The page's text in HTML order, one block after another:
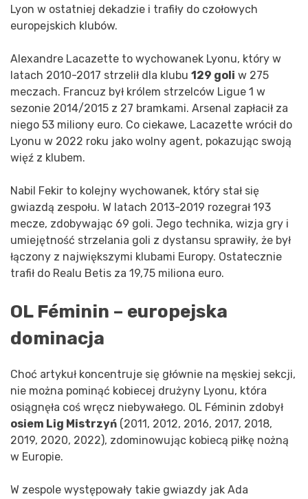
Lyon w ostatniej dekadzie i trafiły do czołowych
europejskich klubów.
Alexandre Lacazette to wychowanek Lyonu, który w
latach 2010-2017 strzelił dla klubu 129 goli w 275
meczach. Francuz był królem strzelców Ligue 1 w
sezonie 2014/2015 z 27 bramkami. Arsenal zapłacił za
niego 53 miliony euro. Co ciekawe, Lacazette wrócił do
Lyonu w 2022 roku jako wolny agent, pokazując swoją
więź z klubem.
Nabil Fekir to kolejny wychowanek, który stał się
gwiazdą zespołu. W latach 2013-2019 rozegrał 193
mecze, zdobywając 69 goli. Jego technika, wizja gry i
umiejętność strzelania goli z dystansu sprawiły, że był
łączony z największymi klubami Europy. Ostatecznie
trafił do Realu Betis za 19,75 miliona euro.
OL Féminin – europejska
dominacja
Choć artykuł koncentruje się głównie na męskiej sekcji,
nie można pominąć kobiecej drużyny Lyonu, która
osiągnęła coś wręcz niebywałego. OL Féminin zdobył
osiem Lig Mistrzyń (2011, 2012, 2016, 2017, 2018,
2019, 2020, 2022), zdominowując kobiecą piłkę nożną
w Europie.
W zespole występowały takie gwiazdy jak Ada